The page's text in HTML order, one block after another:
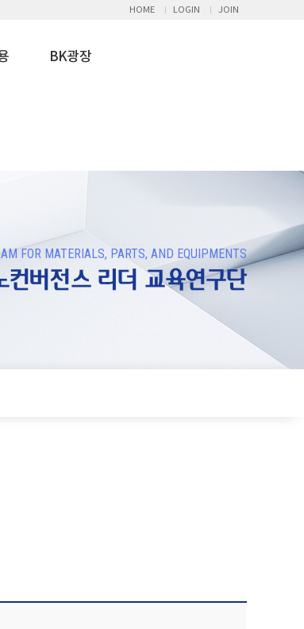
HOME LOGIN JOIN
BK광장
FOR MATERIALS, PARTS, AND EQUIPMENTS
컨버전스 리더 교육연구단